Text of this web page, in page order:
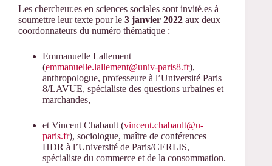
Les chercheur.es en sciences sociales sont invité.es à
soumettre leur texte pour le 3 janvier 2022 aux deux
coordonnateurs du numéro thématique :
Emmanuelle Lallement
(emmanuelle.lallement@univ-paris8.fr),
anthropologue, professeure à l’Université Paris
8/LAVUE, spécialiste des questions urbaines et
marchandes,
et Vincent Chabault (vincent.chabault@u-
paris.fr), sociologue, maître de conférences
HDR à l’Université de Paris/CERLIS,
spécialiste du commerce et de la consommation.